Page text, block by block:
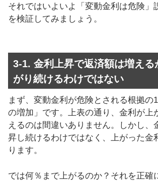
それではいよいよ「変動金利は危険」
を検証してみましょう。
3-1. 金利上昇で返済額は増える
がり続けるわけではない
まず、変動金利が危険とされる根拠の
の増加」です。上表の通り、金利が上
えるのは間違いありません。しかし、
昇し続けるわけではなく、上がった金
ります。
では何％まで上がるのか？それを正確